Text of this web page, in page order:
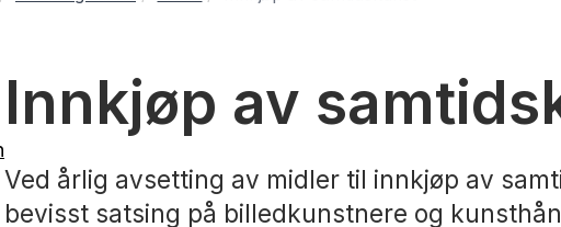
Innkjøp av
Ved årlig avsetting av midler til innkjøp av
bevisst satsing på billedkunstnere og